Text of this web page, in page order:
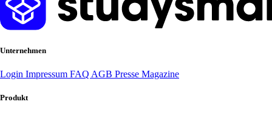
Unternehmen
Login Impressum FAQ AGB Presse Magazine
Produkt